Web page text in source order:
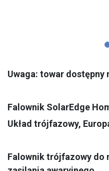
Uwaga: towar dostępny
Falownik SolarEdge
Układ trójfazowy,
Falownik trójfazowy do